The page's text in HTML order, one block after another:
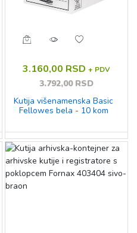
3.160,00 RSD + PDV
3.792,00 RSD
Kutija višenamenska Basic
Fellowes bela - 10 kom